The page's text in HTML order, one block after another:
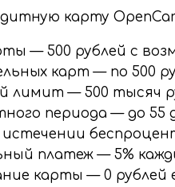
карту
— 500 рублей с
карт — по 500
лимит — 500 тысяч
периода — до 55
платеж — 5%
карты — 0 рублей